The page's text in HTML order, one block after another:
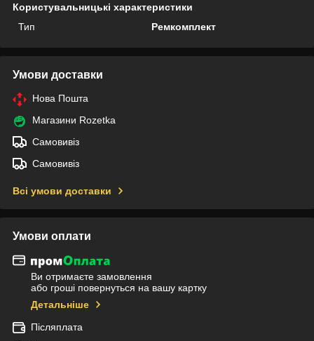
Користувальницькі характеристики
Тип
Ремкомплект
Умови доставки
Нова Пошта
Магазини Rozetka
Самовивіз
Самовивіз
Всі умови доставки
Умови оплати
Ви отримаєте замовлення
або гроші повернуться на вашу картку
Детальніше
Післяплата